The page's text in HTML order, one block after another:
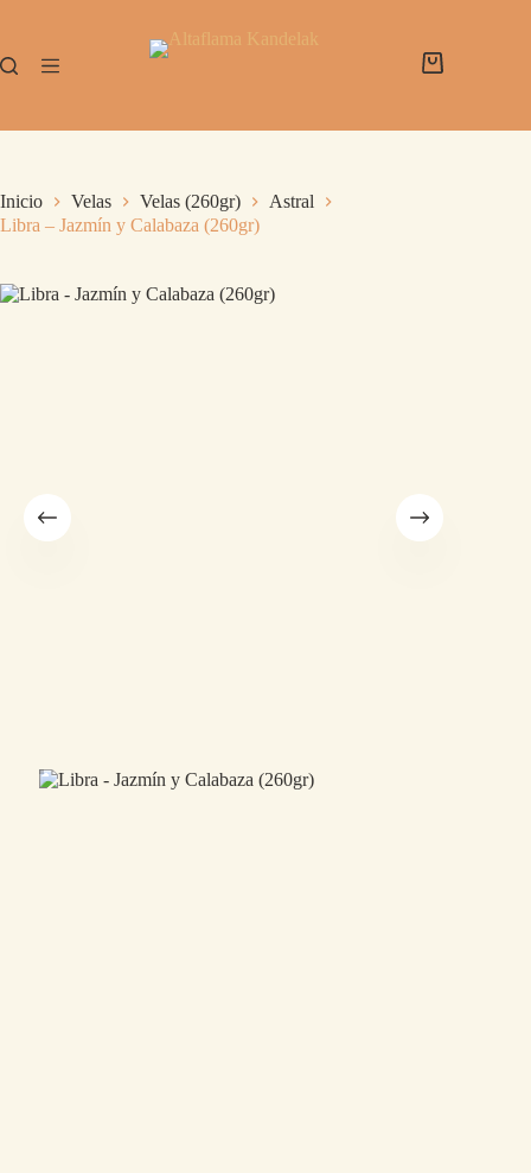
Inicio Velas Velas (260gr)
Astral
Libra – Jazmín y Calabaza (260gr)